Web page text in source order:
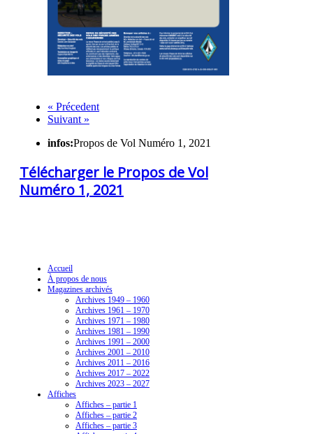
« Précedent
Suivant »
infos:Propos de Vol Numéro 1, 2021
Télécharger le Propos de Vol
Numéro 1, 2021
Accueil
À propos de nous
Magazines archivés
Archives 1949 – 1960
Archives 1961 – 1970
Archives 1971 – 1980
Archives 1981 – 1990
Archives 1991 – 2000
Archives 2001 – 2010
Archives 2011 – 2016
Archives 2017 – 2022
Archives 2023 – 2027
Affiches
Affiches – partie 1
Affiches – partie 2
Affiches – partie 3